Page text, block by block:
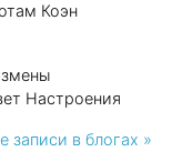
Коэн
Настроения
записи в блогах »